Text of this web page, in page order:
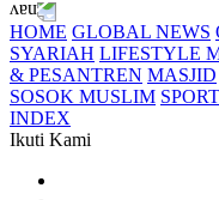
HOME GLOBAL NEWS
SYARIAH LIFESTYLE
& PESANTREN MASJID
SOSOK MUSLIM
INDEX
Ikuti Kami